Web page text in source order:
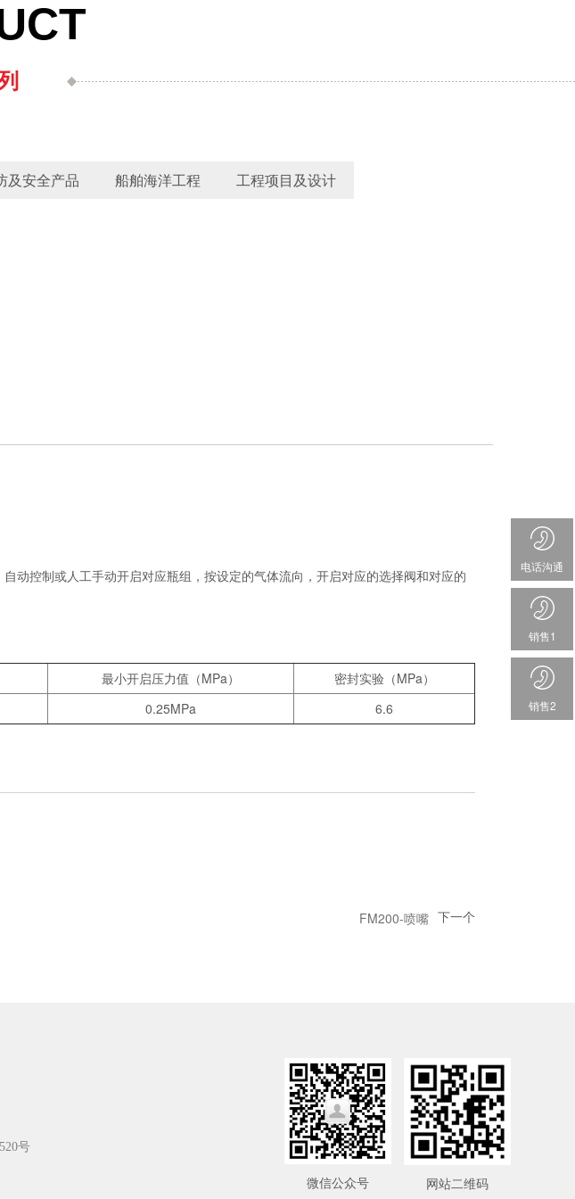
及安全产品 船舶海洋工程 工程项目及设计
控制或人工手动开启对应瓶组，按设定的气体流向，开启对应的选择阀和对应的
最小开启压力值（MPa）
密封实验（MPa）
0.25MPa 6.6
下一个
FM200-喷嘴
电话沟通
销售1
销售2
号
微信公众号 网站二维码